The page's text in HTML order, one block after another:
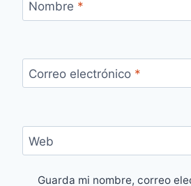
Nombre *
Correo electrónico *
Web
Guarda mi nombre, correo